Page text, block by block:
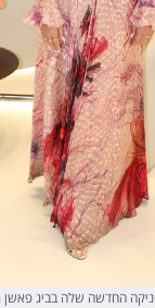
החדשה שלה בביג פאשן